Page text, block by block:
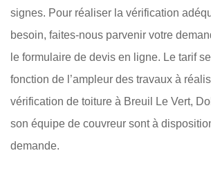
signes. Pour réaliser la vérification
besoin, faites-nous parvenir votre
le formulaire de devis en ligne. Le tarif
fonction de l’ampleur des travaux à
vérification de toiture à Breuil Le Vert,
son équipe de couvreur sont à
demande.